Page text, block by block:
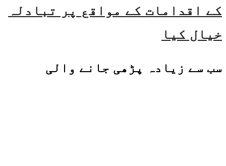
کے اقدامات کے مواقع پر تبادلہ
خیال کیا
سب سے زیادہ پڑھی جانے والی